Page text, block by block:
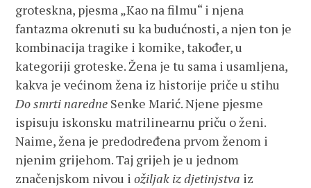
groteskna, pjesma „Kao na filmu“ i njena
fantazma okrenuti su ka budućnosti, a njen ton je
kombinacija tragike i komike, također, u
kategoriji groteske. Žena je tu sama i usamljena,
kakva je većinom žena iz historije priče u stihu
Do smrti naredne Senke Marić. Njene pjesme
ispisuju iskonsku matrilinearnu priču o ženi.
Naime, žena je predodređena prvom ženom i
njenim grijehom. Taj grijeh je u jednom
značenjskom nivou iožiljak iz djetinjstva iz